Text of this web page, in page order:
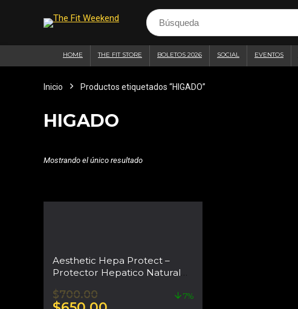
HOME THE FIT STORE BOLETOS 2026 SOCIAL EVENTOS
Inicio Productos etiquetados “HIGADO”
HIGADO
Mostrando el único resultado
Aesthetic Hepa Protect –
Protector Hepatico Natural
$700.00 7%